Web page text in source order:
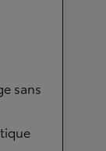
sans